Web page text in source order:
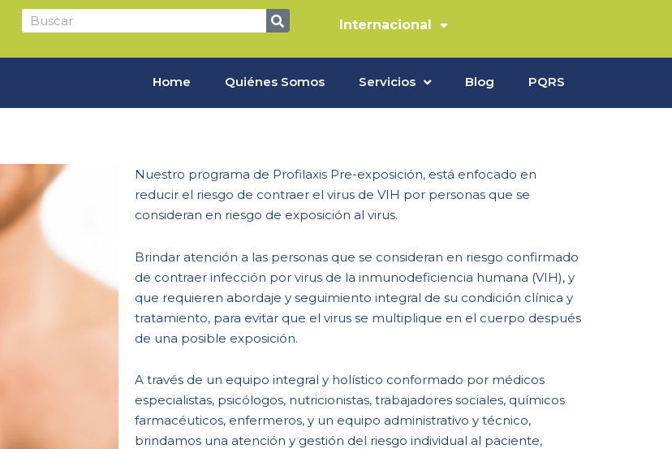
Internacional
Home Quiénes Somos Servicios Blog PQRS
Nuestro programa de Profilaxis Pre-exposición, está enfocado en
reducir el riesgo de contraer el virus de VIH por personas que se
consideran en riesgo de exposición al virus.
Brindar atención a las personas que se consideran en riesgo confirmado
de contraer infección por virus de la inmunodeficiencia humana (VIH), y
que requieren abordaje y seguimiento integral de su condición clínica y
tratamiento, para evitar que el virus se multiplique en el cuerpo después
de una posible exposición.
A través de un equipo integral y holístico conformado por médicos
especialistas, psicólogos, nutricionistas, trabajadores sociales, químicos
farmacéuticos, enfermeros, y un equipo administrativo y técnico,
brindamos una atención y gestión del riesgo individual al paciente,